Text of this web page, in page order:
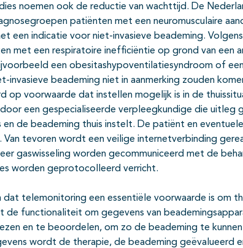
noemen ook de reductie van wachttijd. De
patiënten met een neuromusculaire
een indicatie voor niet-invasieve beademing.
met een respiratoire inefficiëntie op grond van een
een obesitashypoventilatiesyndroom of
invasieve beademing niet in aanmerking zouden
op voorwaarde dat instellen mogelijk is in de
een gespecialiseerde verpleegkundige die uitleg
en de beademing thuis instelt. De patiënt en eventuele
tevoren wordt een veilige internetverbinding
gaswisseling worden gecommuniceerd met de
worden geprotocolleerd verricht.
dat telemonitoring een essentiële voorwaarde is om
de functionaliteit om gegevens van
en te beoordelen, om zo de beademing te kunnen
wordt de therapie, de beademing geëvalueerd